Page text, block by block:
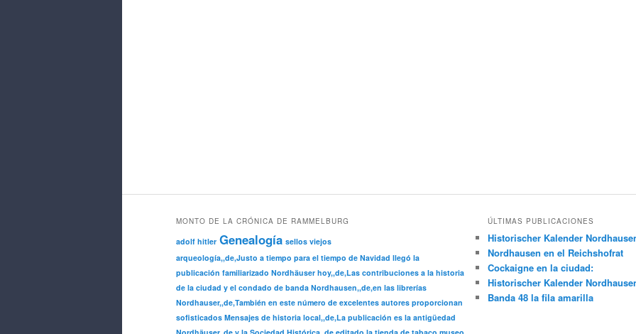
MONTO DE LA CRÓNICA DE RAMMELBURG
adolf hitler Genealogía sellos viejos
arqueología,,de,Justo a tiempo para el tiempo de Navidad llegó la
publicación familiarizado Nordhäuser hoy,,de,Las contribuciones a la historia
de la ciudad y el condado de banda Nordhausen,,de,en las librerías
Nordhauser,,de,También en este número de excelentes autores proporcionan
sofisticados Mensajes de historia local,,de,La publicación es la antigüedad
ÚLTIMAS PUBLICACIONES
Historischer Kalender
Nordhausen en el Reichshofrat
Cockaigne en la ciudad:
Historischer Kalender
Banda 48 la fila amarilla